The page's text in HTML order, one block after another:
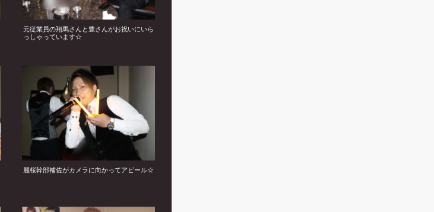
元従業員の翔馬さんと豊さんがお祝いにいら
っしゃっています☆
麗桜幹部補佐がカメラに向かってアピール☆